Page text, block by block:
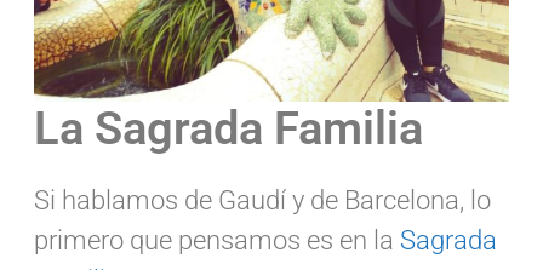
La Sagrada Familia
Si hablamos de Gaudí y de Barcelona, lo
primero que pensamos es en la Sagrada